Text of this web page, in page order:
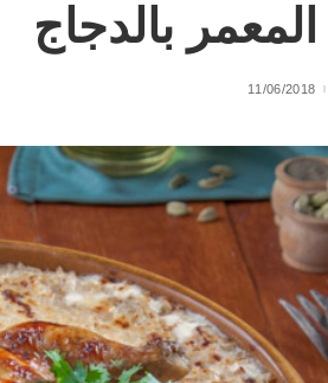
بالدجاج
11/06/2018